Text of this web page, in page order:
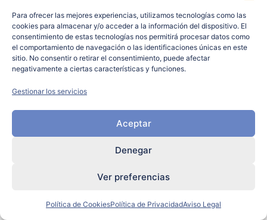
Para ofrecer las mejores experiencias, utilizamos tecnologías como las
cookies para almacenar y/o acceder a la información del dispositivo. El
consentimiento de estas tecnologías nos permitirá procesar datos como
el comportamiento de navegación o las identificaciones únicas en este
sitio. No consentir o retirar el consentimiento, puede afectar
negativamente a ciertas características y funciones.
Gestionar los servicios
Aceptar
Denegar
Ver preferencias
Política de CookiesPolítica de PrivacidadAviso Legal